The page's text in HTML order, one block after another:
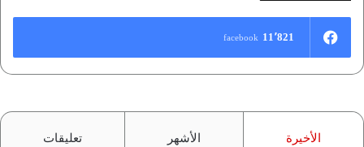
11٬821 facebook
الأخيرة الأشهر تعليقات